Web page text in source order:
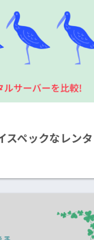
スペックなレンタ